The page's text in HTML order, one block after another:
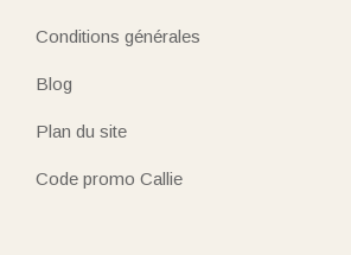
Conditions générales
Blog
Plan du site
Code promo Callie